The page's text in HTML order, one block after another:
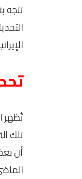
تتجه
تُظهر
تلك
أن